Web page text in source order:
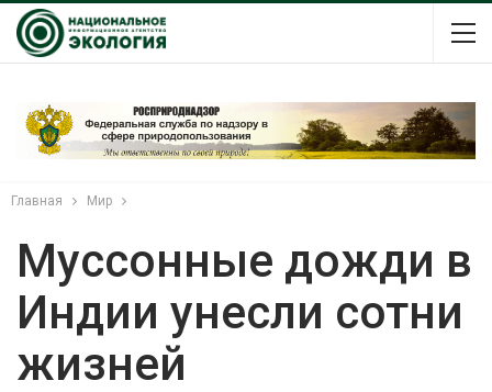
Главная Мир
Муссонные дожди в
Индии унесли сотни
жизней